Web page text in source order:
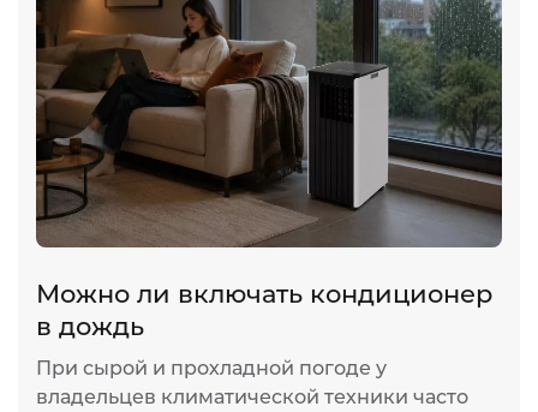
Можно ли включать кондиционер
в дождь
При сырой и прохладной погоде у
владельцев климатической техники часто